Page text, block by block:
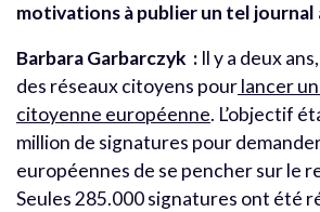
motivations à publier un tel journal
Barbara Garbarczyk : Il y a deux
des réseaux citoyens pourlancer
citoyenne européenne. L’objectif
million de signatures pour
européennes de se pencher sur le
Seules 285.000 signatures ont été